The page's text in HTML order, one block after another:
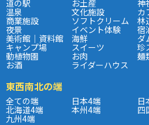
道の駅 お土産 神
温泉 文化施設 カ
商業施設 ソフトクリーム 林
夜景 イベント体験 宿
美術館｜資料館 海鮮 ダ
キャンプ場 スイーツ 珍
動植物園 お肉 麺
お酒 ライダーハウス
東西南北の端
全ての端 日本4端 日
北海道4端 本州4端 四
九州4端